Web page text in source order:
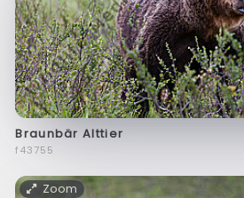
Braunbär Alttier
f43755
Zoom